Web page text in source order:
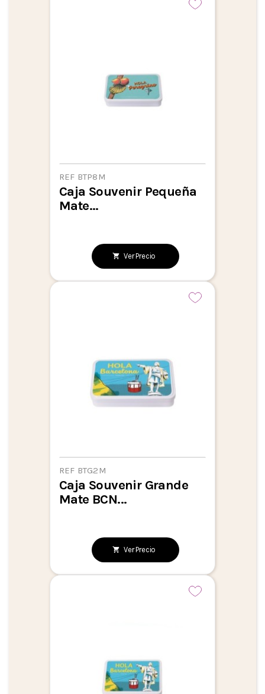
REF BTP8M
Caja Souvenir Pequeña
Mate...
Ver Precio
REF BTG2M
Caja Souvenir Grande
Mate BCN...
Ver Precio